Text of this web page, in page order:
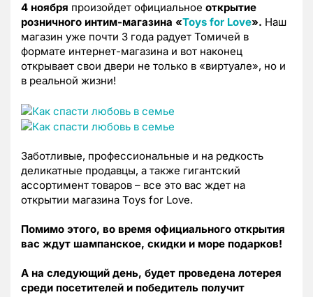
4 ноября произойдет официальное открытие
розничного интим-магазина «Toys for Love». Наш
магазин уже почти 3 года радует Томичей в
формате интернет-магазина и вот наконец
открывает свои двери не только в «виртуале», но и
в реальной жизни!
Заботливые, профессиональные и на редкость
деликатные продавцы, а также гигантский
ассортимент товаров – все это вас ждет на
открытии магазина Toys for Love.
Помимо этого, во время официального открытия
вас ждут шампанское, скидки и море подарков!
А на следующий день, будет проведена лотерея
среди посетителей и победитель получит